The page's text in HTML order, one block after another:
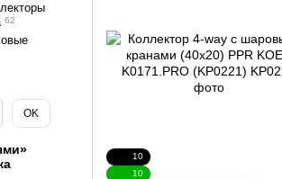
10
10
62
OK